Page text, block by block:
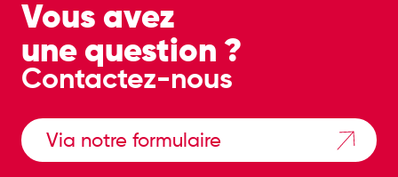
Vous avez
une question ?
Contactez-nous
Via notre formulaire